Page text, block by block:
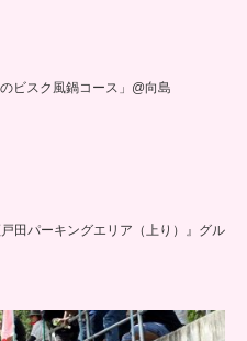
ビスク風鍋コース」@向島
田パーキングエリア（上り）』グル